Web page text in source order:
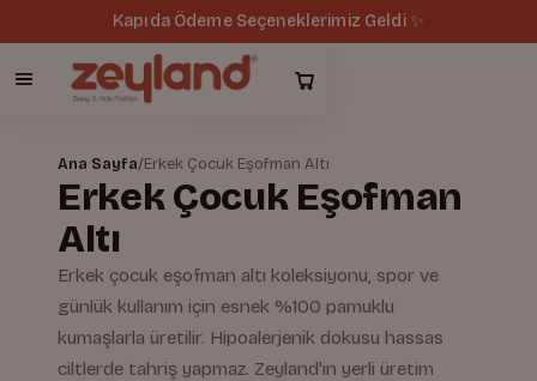
Kapıda Ödeme Seçeneklerimiz Geldi ✨
Ana Sayfa/Erkek Çocuk Eşofman Altı
Erkek Çocuk Eşofman
Altı
Erkek çocuk eşofman altı koleksiyonu, spor ve
günlük kullanım için esnek %100 pamuklu
kumaşlarla üretilir. Hipoalerjenik dokusu hassas
ciltlerde tahriş yapmaz. Zeyland'ın yerli üretim